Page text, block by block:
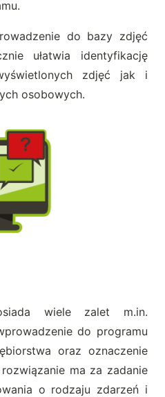
do bazy zdjęć
ułatwia identyfikację
zdjęć jak i
osobowych.
wiele zalet m.in.
do programu
oraz oznaczenie
ma za zadanie
o rodzaju zdarzeń i